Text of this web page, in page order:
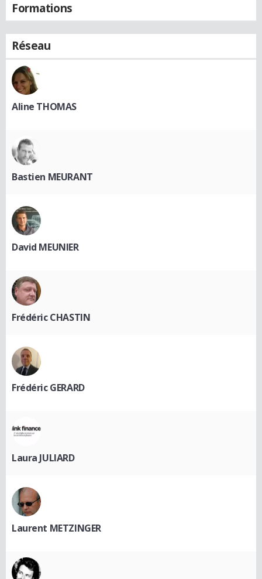
Formations
Réseau
Aline THOMAS
Bastien MEURANT
David MEUNIER
Frédéric CHASTIN
Frédéric GERARD
Laura JULIARD
Laurent METZINGER